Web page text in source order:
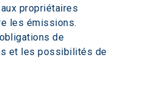
propriétaires
les émissions.
de
et les possibilités de